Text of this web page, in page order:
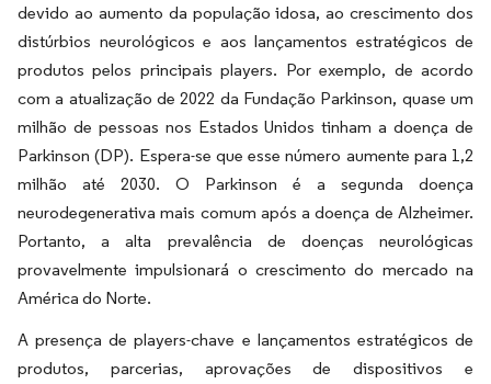
devido ao aumento da população idosa, ao crescimento dos
distúrbios neurológicos e aos lançamentos estratégicos de
produtos pelos principais players. Por exemplo, de acordo
com a atualização de 2022 da Fundação Parkinson, quase um
milhão de pessoas nos Estados Unidos tinham a doença de
Parkinson (DP). Espera-se que esse número aumente para 1,2
milhão até 2030. O Parkinson é a segunda doença
neurodegenerativa mais comum após a doença de Alzheimer.
Portanto, a alta prevalência de doenças neurológicas
provavelmente impulsionará o crescimento do mercado na
América do Norte.
A presença de players-chave e lançamentos estratégicos de
produtos, parcerias, aprovações de dispositivos e